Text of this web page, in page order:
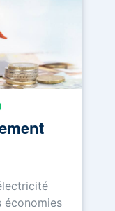
économies